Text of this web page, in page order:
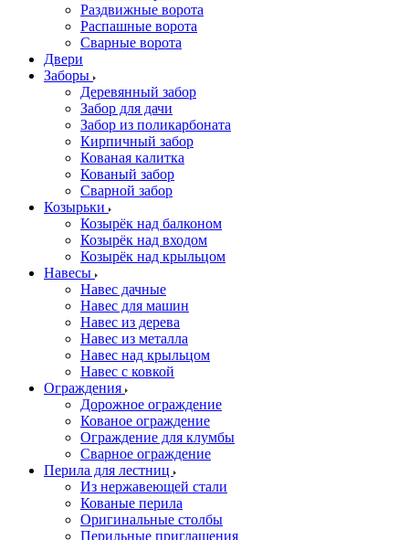
Раздвижные ворота
Распашные ворота
Сварные ворота
Двери
Заборы
Деревянный забор
Забор для дачи
Забор из поликарбоната
Кирпичный забор
Кованая калитка
Кованый забор
Сварной забор
Козырьки
Козырёк над балконом
Козырёк над входом
Козырёк над крыльцом
Навесы
Навес дачные
Навес для машин
Навес из дерева
Навес из металла
Навес над крыльцом
Навес с ковкой
Ограждения
Дорожное ограждение
Кованое ограждение
Ограждение для клумбы
Сварное ограждение
Перила для лестниц
Из нержавеющей стали
Кованые перила
Оригинальные столбы
Перильные приглашения